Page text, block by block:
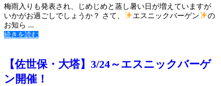
梅雨入りも発表され、じめじめと蒸し暑い日が増えていますが
いかがお過ごしでしょうか？ さて、
エスニックバーゲン
の
お知ら ...
続きを読む
【佐世保・大塔】3/24～エスニックバーゲ
ン開催！